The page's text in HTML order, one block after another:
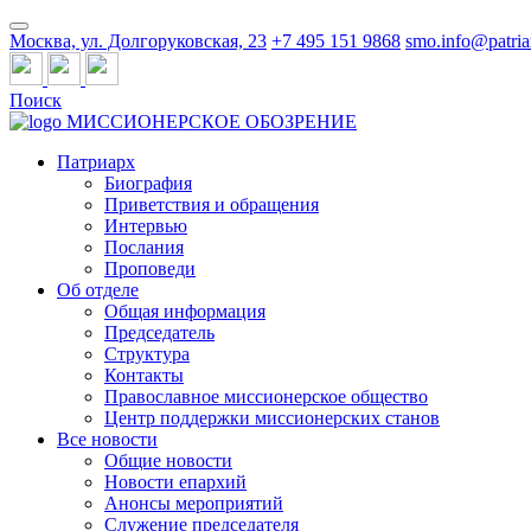
Москва, ул. Долгоруковская, 23 +7 495 151 9868
Поиск
МИССИОНЕРСКОЕ ОБОЗРЕНИЕ
Патриарх
Биография
Приветствия и обращения
Интервью
Послания
Проповеди
Об отделе
Общая информация
Председатель
Структура
Контакты
Православное миссионерское общество
Центр поддержки миссионерских станов
Все новости
Общие новости
Новости епархий
Анонсы мероприятий
Служение председателя